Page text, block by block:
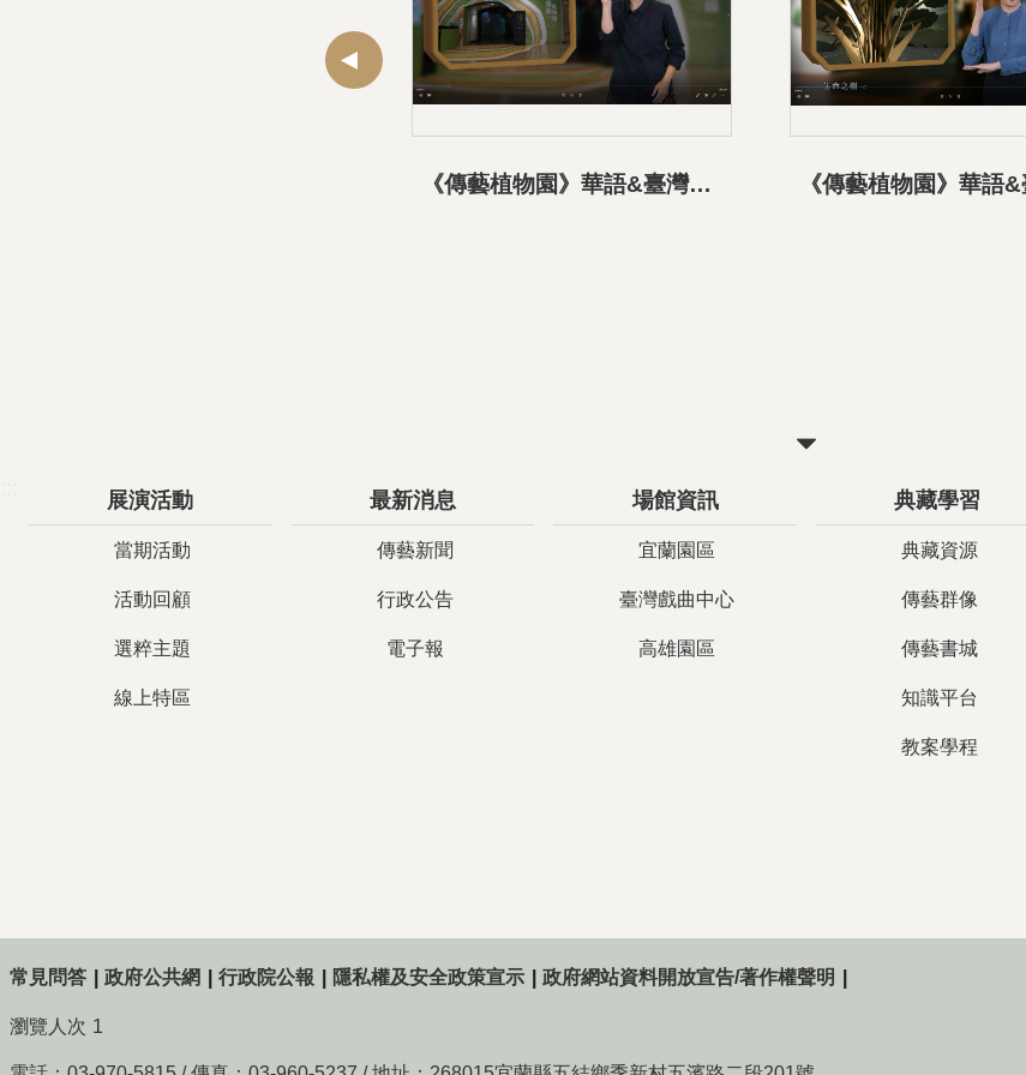
《傳藝植物園》華語&臺灣手語導覽影片-01展覽介紹
展演活動
當期活動
活動回顧
選粹主題
線上特區
最新消息
傳藝新聞
行政公告
電子報
場館資訊
宜蘭園區
臺灣戲曲中心
高雄園區
典藏學習
典藏資源
傳藝群像
傳藝書城
知識平台
教案學程
常見問答 政府公共網 行政院公報 隱私權及安全政策宣示 政府網站資料開放宣告/著作權聲明
瀏覽人次 1